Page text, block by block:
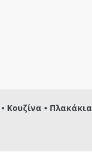
Κουζίνα • Πλακάκια